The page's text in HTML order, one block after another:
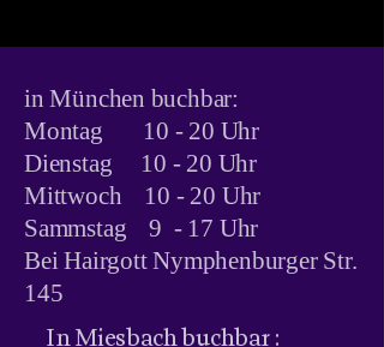
in München buchbar:
Montag 10 - 20 Uhr
Dienstag 10 - 20 Uhr
Mittwoch 10 - 20 Uhr
Sammstag 9 - 17 Uhr
Bei Hairgott Nymphenburger Str.
145
In Miesbach buchbar :